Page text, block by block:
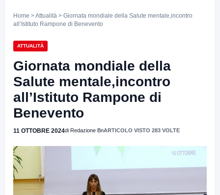
Home >Attualità > Giornata mondiale della Salute mentale,incontro
all’Istituto Rampone di Benevento
ATTUALITÀ
Giornata mondiale della
Salute mentale,incontro
all’Istituto Rampone di
Benevento
11 OTTOBRE 2024di Redazione BnARTICOLO VISTO 283 VOLTE